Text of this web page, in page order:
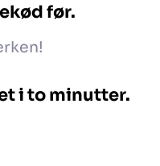
før.
i to minutter.